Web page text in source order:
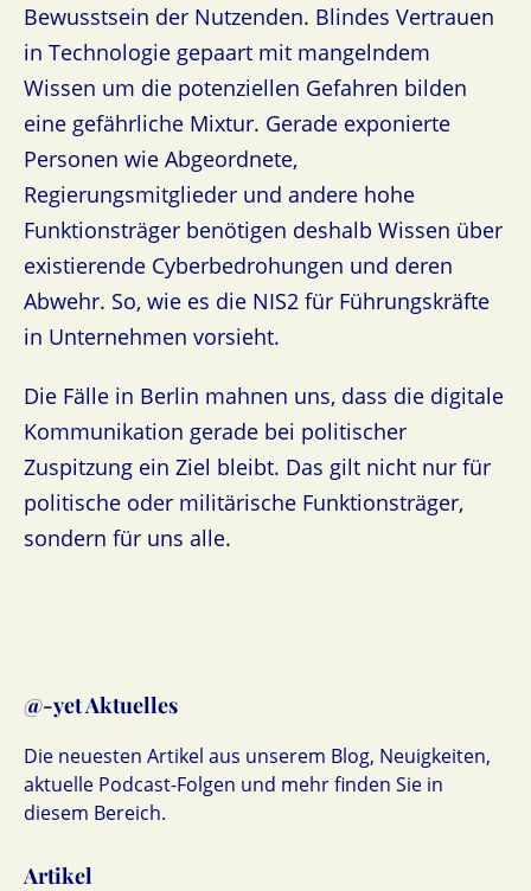
Bewusstsein der Nutzenden. Blindes Vertrauen
in Technologie gepaart mit mangelndem
Wissen um die potenziellen Gefahren bilden
eine gefährliche Mixtur. Gerade exponierte
Personen wie Abgeordnete,
Regierungsmitglieder und andere hohe
Funktionsträger benötigen deshalb Wissen über
existierende Cyberbedrohungen und deren
Abwehr. So, wie es die NIS2 für Führungskräfte
in Unternehmen vorsieht.
Die Fälle in Berlin mahnen uns, dass die digitale
Kommunikation gerade bei politischer
Zuspitzung ein Ziel bleibt. Das gilt nicht nur für
politische oder militärische Funktionsträger,
sondern für uns alle.
@-yet Aktuelles
Die neuesten Artikel aus unserem Blog, Neuigkeiten,
aktuelle Podcast-Folgen und mehr finden Sie in
diesem Bereich.
Artikel